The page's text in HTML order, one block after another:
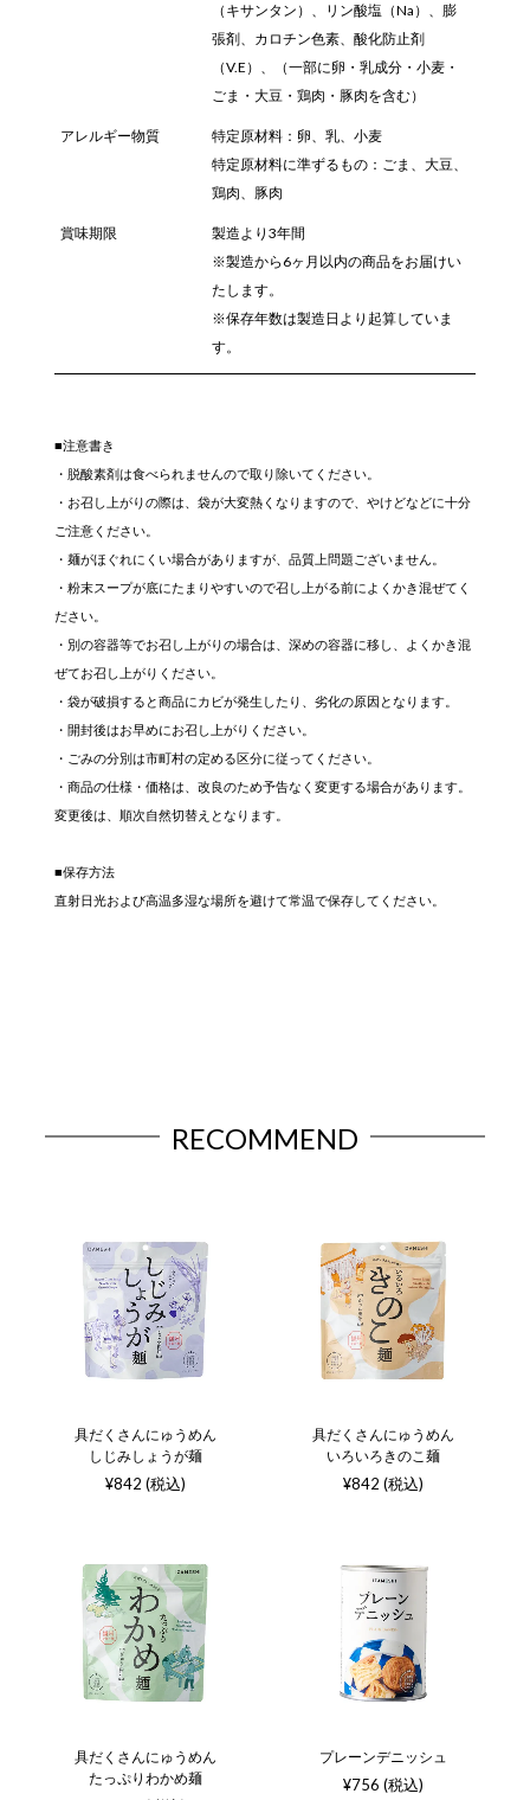
（キサンタン）、リン酸塩（Na）、膨
張剤、カロチン色素、酸化防止剤
（V.E）、（一部に卵・乳成分・小麦・
ごま・大豆・鶏肉・豚肉を含む）
アレルギー物質
特定原材料：卵、乳、小麦
特定原材料に準ずるもの：ごま、大豆、
鶏肉、豚肉
賞味期限
製造より3年間
※製造から6ヶ月以内の商品をお届けい
たします。
※保存年数は製造日より起算していま
す。
■注意書き
・脱酸素剤は食べられませんので取り除いてください。
・お召し上がりの際は、袋が大変熱くなりますので、やけどなどに十分
ご注意ください。
・麺がほぐれにくい場合がありますが、品質上問題ございません。
・粉末スープが底にたまりやすいので召し上がる前によくかき混ぜてく
ださい。
・別の容器等でお召し上がりの場合は、深めの容器に移し、よくかき混
ぜてお召し上がりください。
・袋が破損すると商品にカビが発生したり、劣化の原因となります。
・開封後はお早めにお召し上がりください。
・ごみの分別は市町村の定める区分に従ってください。
・商品の仕様・価格は、改良のため予告なく変更する場合があります。
変更後は、順次自然切替えとなります。
■保存方法
直射日光および高温多湿な場所を避けて常温で保存してください。
RECOMMEND
具だくさんにゅうめん
しじみしょうが麺
¥842 (税込)
具だくさんにゅうめん
いろいろきのこ麺
¥842 (税込)
具だくさんにゅうめん
たっぷりわかめ麺
プレーンデニッシュ
¥756 (税込)